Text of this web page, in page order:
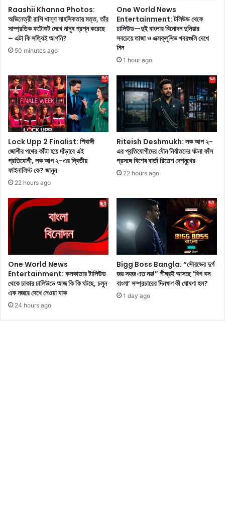
খা
কি
ই
প্তা
হে
মু
ক্তি
পে
তে
চ
লে
ছে
এ
কা
ক
সি
জ
সি
নে
মা
i
:
য়া
র
টে
ক
স
ই
ভ্র
ম
ণ
প
রি
র্ত
নে
লি
ই
ন
,
ভা
ত
এ
Raashii Khanna Photos:
অভিনেত্রী রাশি খান্না সাহসিকতায় মত্ত, তাঁর
সাম্প্রতিক ফটোশুট দেখে মানুষ প্রশ্ন করেছে
– এটা কি সত্যিই আপনি?
50 minutes ago
One World News
Entertainment: টলিউড থেকে
ঢালিউড—দুই বাংলার বিনোদন দুনিয়ার
সবচেয়ে তাজা ও এক্সক্লুসিভ খবরগুলি দেখে
নিন
1 hour ago
Lock Upp 2 Finalist: শিবাঙ্গী
জোশীর পথের কাঁটা হয়ে দাঁড়াবে এই
প্রতিযোগী, লক আপ ২-এর দ্বিতীয়
ফাইনালিস্ট কে? জানুন
22 hours ago
Riteish Deshmukh: লক আপ ২-
এর প্রতিযোগীদের যৌন নির্যাতনের ঘটনা ফাঁস
প্রসঙ্গে বিশেষ বার্তা রিতেশ দেশমুখের
22 hours ago
One World News
Entertainment: কলকাতার টালিউড
থেকে ঢাকার ঢালিউডে আজ কি কি ঘটছে, চলুন
এক নজরে দেখে নেওয়া যাক
24 hours ago
Bigg Boss Bangla: “সৌরভের দুর্গ
জয় সহজ এত নয়!” শীঘ্রই আসছে ‘বিগ বস
বাংলা’ সম্প্রচারের দিনক্ষণ কী ঘোষণা হল?
1 day ago